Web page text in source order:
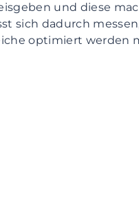
und diese
sich dadurch
optimiert werden